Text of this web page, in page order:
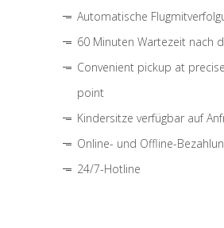
Automatische
60 Minuten Wartezeit nach
Convenient pickup at
point
Kindersitze verfügbar auf
Online- und Offline-
24/7-Hotline